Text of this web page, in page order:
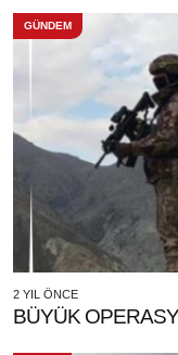
GÜNDEM
2 YIL ÖNCE
BÜYÜK